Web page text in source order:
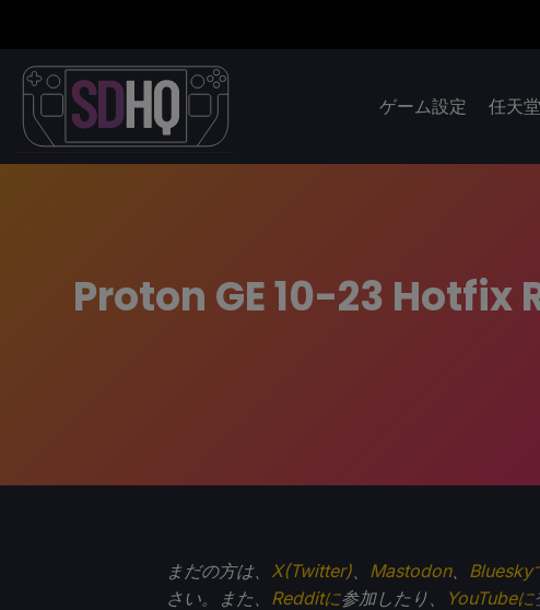
ゲーム設定 任天
Proton GE 10-23
まだの方は、 X(Twitter) Mastodon、 Bluesky
さい。また、 Redditに参加したり、 YouTubeに